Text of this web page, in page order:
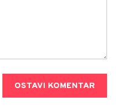
OSTAVI KOMENTAR